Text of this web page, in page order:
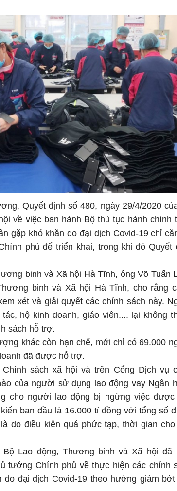
Quyết định số 480, ngày 29/4/2020
về việc ban hành Bộ thủ tục hành chính
gặp khó khăn do đại dịch Covid-19 chỉ
phủ để triển khai, trong khi đó Quyết
binh và Xã hội Hà Tĩnh, ông Võ Tuấn
binh và Xã hội Hà Tĩnh, cho rằng
xét và giải quyết các chính sách này.
hộ kinh doanh, giáo viên.... lại không
sách hỗ trợ.
khác còn hạn chế, mới chỉ có 69.000
đã được hỗ trợ.
sách xã hội và trên Cổng Dịch vụ
của người sử dụng lao động vay Ngân
cho người lao động bị ngừng việc được
ban đầu là 16.000 tỉ đồng với tổng số
do điều kiện quá phức tạp, thời gian cho
Lao động, Thương binh và Xã hội đã
tướng Chính phủ về thực hiện các chính
đại dịch Covid-19 theo hướng giảm